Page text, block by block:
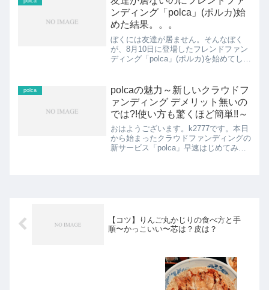
ンディング「polca」(ポルカ)始
めた結果。。。
ぼくには友達が居ません。そんなぼく
が、8月10日に登場したフレンドファン
ディング「polca」(ポルカ)を始めてしま
いと思います。見出し1.フレンドファン
ディング...
polca
polcaの魅力～新しいクラウドフ
ァンディング デメリット無いの
では?!使い方も驚くほど簡単!!～
おはようございます。k2777です。本日
から始まったクラウドファンディングの
新サービス「polca」早速はじめてみま
【コツ】りんご丸かじりの食べ方と手
順〜かっこいい〜芯は？皮は？